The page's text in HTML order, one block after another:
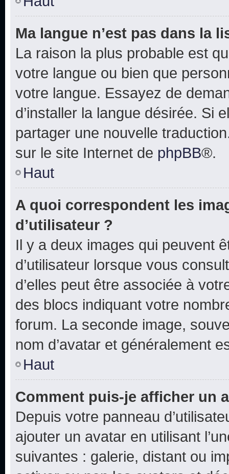
Ma langue n’est pas dans la
La raison la plus probable est
votre langue ou bien que
votre langue. Essayez de
d’installer la langue désirée. Si
partager une nouvelle
sur le site Internet de phpBB®.
Haut
A quoi correspondent les
d’utilisateur ?
Il y a deux images qui peuvent
d’utilisateur lorsque vous
d’elles peut être associée à
des blocs indiquant votre
forum. La seconde image,
nom d’avatar et généralement
Haut
Comment puis-je afficher un
Depuis votre panneau
ajouter un avatar en utilisant
suivantes : galerie, distant ou